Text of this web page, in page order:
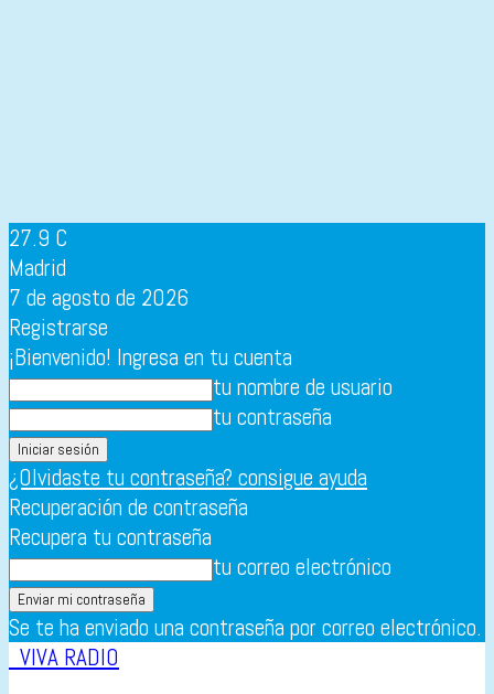
27.9 C
Madrid
7 de agosto de 2026
Registrarse
¡Bienvenido! Ingresa en tu cuenta
tu nombre de usuario
tu contraseña
¿Olvidaste tu contraseña? consigue ayuda
Recuperación de contraseña
Recupera tu contraseña
tu correo electrónico
Se te ha enviado una contraseña por correo electrónico.
VIVA RADIO